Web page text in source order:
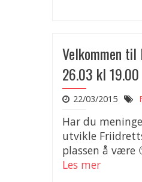
Velkommen
26.03 kl
22/03/2015
Har du
utvikle
plassen å være
Les mer